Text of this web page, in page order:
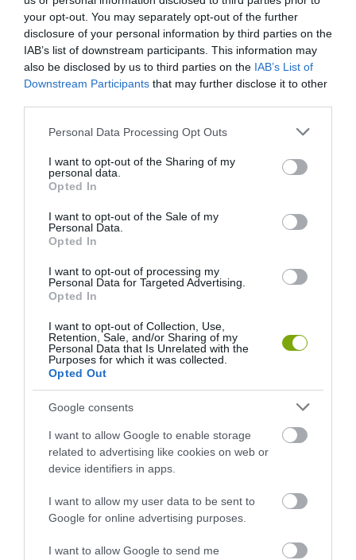
your opt-out. You may separately opt-out of the further
disclosure of your personal information by third parties on the
IAB’s list of downstream participants. This information may
also be disclosed by us to third parties on the IAB’s List of
Downstream Participants that may further disclose it to other
Please note that this website/app uses one or more Google
not limited to your visit or usage behaviour. You may click to
grant or deny consent to Google and its third-party tags to
use your data for below specified purposes in below Google
consent section.
Personal Data Processing Opt Outs
I want to opt-out of the Sharing of my
personal data.
Opted In
I want to opt-out of the Sale of my
Personal Data.
Opted In
I want to opt-out of processing my
Personal Data for Targeted Advertising.
Opted In
I want to opt-out of Collection, Use,
Retention, Sale, and/or Sharing of my
Personal Data that Is Unrelated with the
Purposes for which it was collected.
Opted Out
Google consents
I want to allow Google to enable storage
related to advertising like cookies on web or
device identifiers in apps.
I want to allow my user data to be sent to
Google for online advertising purposes.
I want to allow Google to send me
KIRÁNDULÁS PANNONHALMA
KÖRNYÉKÉN: TERMÉSZET,
SZŐLŐ ÉS KOMLÓ
TALÁLKOZÁSA
2026-08-04
HŐKUPOLA MAGYARORSZÁG
FELETT: MI EZ A LÁTHATATLAN
FEDŐ, ÉS MI TÖRTÉNIK
ALATTA A TERMÉSZETTEL?
2026-08-03
AZ EGYHANGÚSÁGOT: A
VÁLTOZATOS NÖVÉNYZET
ASZÁLY IDEJÉN IS OKOSABB
STRATÉGIA
2026-07-31
NEVEZTEK MEG, ÉS A FÖLD
MEGINT FINOMAN JELEZTE:
KORAI MÉG MINDENTUDÓNAK